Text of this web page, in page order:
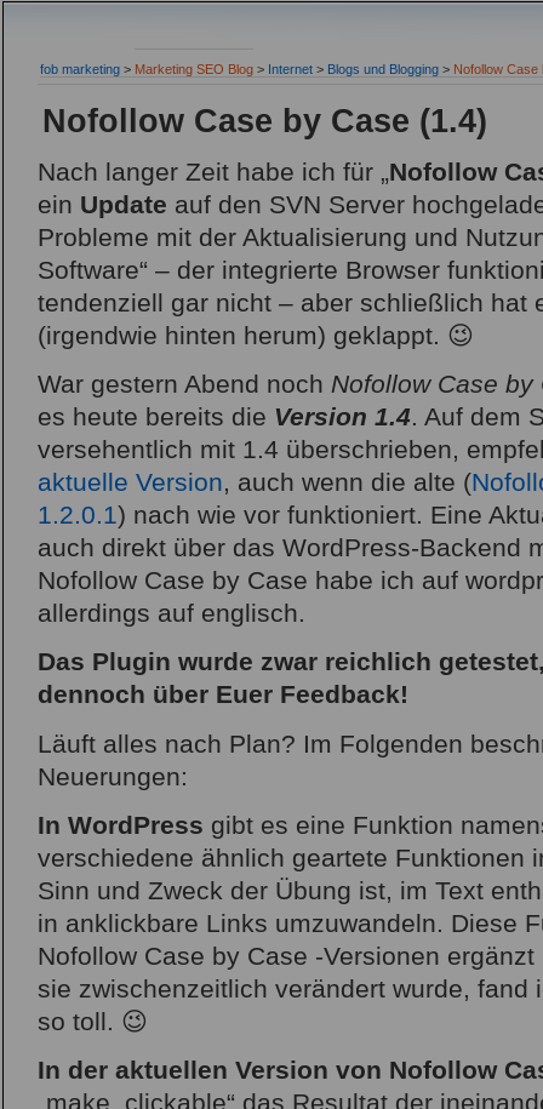
fob marketing > Marketing SEO Blog > Internet > Blogs und Blogging > Nofollow
Nofollow Case by Case (1.4)
Nach langer Zeit habe ich für „Nofollow
ein Update auf den SVN Server
Probleme mit der Aktualisierung und
Software“ – der integrierte Browser
tendenziell gar nicht – aber schließlich hat
(irgendwie hinten herum) geklappt. 😉
War gestern Abend noch Nofollow Case by
es heute bereits die Version 1.4. Auf dem
versehentlich mit 1.4 überschrieben,
aktuelle Version, auch wenn die alte (
1.2.0.1) nach wie vor funktioniert. Eine
auch direkt über das WordPress-Backend
Nofollow Case by Case habe ich auf
allerdings auf englisch.
Das Plugin wurde zwar reichlich
dennoch über Euer Feedback!
Läuft alles nach Plan? Im Folgenden
Neuerungen:
In WordPress gibt es eine Funktion
verschiedene ähnlich geartete Funktionen
Sinn und Zweck der Übung ist, im Text
in anklickbare Links umzuwandeln. Diese
Nofollow Case by Case -Versionen
sie zwischenzeitlich verändert wurde, fand
so toll. 😉
In der aktuellen Version von Nofollow
„make_clickable“ das Resultat der